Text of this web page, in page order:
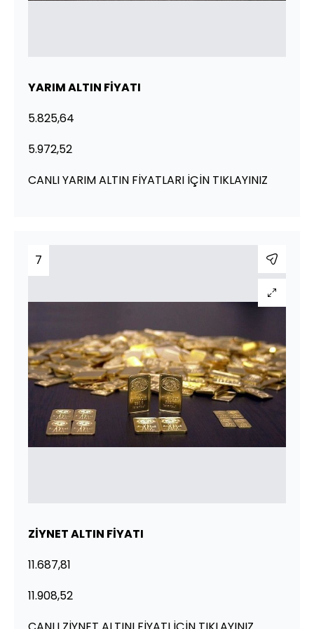
YARIM ALTIN FİYATI
5.825,64
5.972,52
CANLI YARIM ALTIN FİYATLARI İÇİN TIKLAYINIZ
7
ZİYNET ALTIN FİYATI
11.687,81
11.908,52